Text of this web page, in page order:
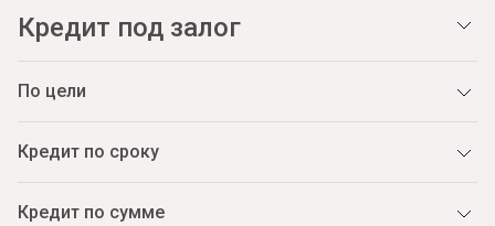
Кредит под залог
По цели
Кредит по сроку
Кредит по сумме